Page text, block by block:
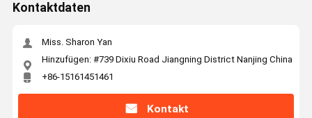
Kontaktdaten
Miss. Sharon Yan
Hinzufügen: #739 Dixiu Road Jiangning District Nanjing China
+86-15161451461
Kontakt